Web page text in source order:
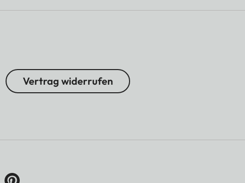
Vertrag widerrufen